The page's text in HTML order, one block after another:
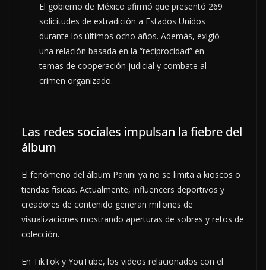
El gobierno de México afirmó que presentó 269
solicitudes de extradición a Estados Unidos
durante los últimos ocho años. Además, exigió
una relación basada en la “reciprocidad” en
temas de cooperación judicial y combate al
crimen organizado.
Las redes sociales impulsan la fiebre del
álbum
El fenómeno del álbum Panini ya no se limita a kioscos o
tiendas físicas. Actualmente, influencers deportivos y
creadores de contenido generan millones de
visualizaciones mostrando aperturas de sobres y retos de
colección.
En TikTok y YouTube, los videos relacionados con el